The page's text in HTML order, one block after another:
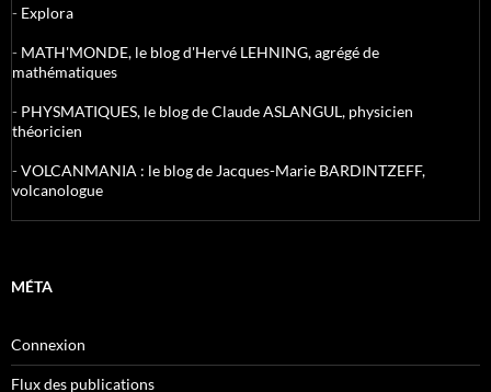
- Explora
- MATH'MONDE, le blog d'Hervé LEHNING, agrégé de
mathématiques
- PHYSMATIQUES, le blog de Claude ASLANGUL, physicien
théoricien
-VOLCANMANIA : le blog de Jacques-Marie BARDINTZEFF,
volcanologue
MÉTA
Connexion
Flux des publications